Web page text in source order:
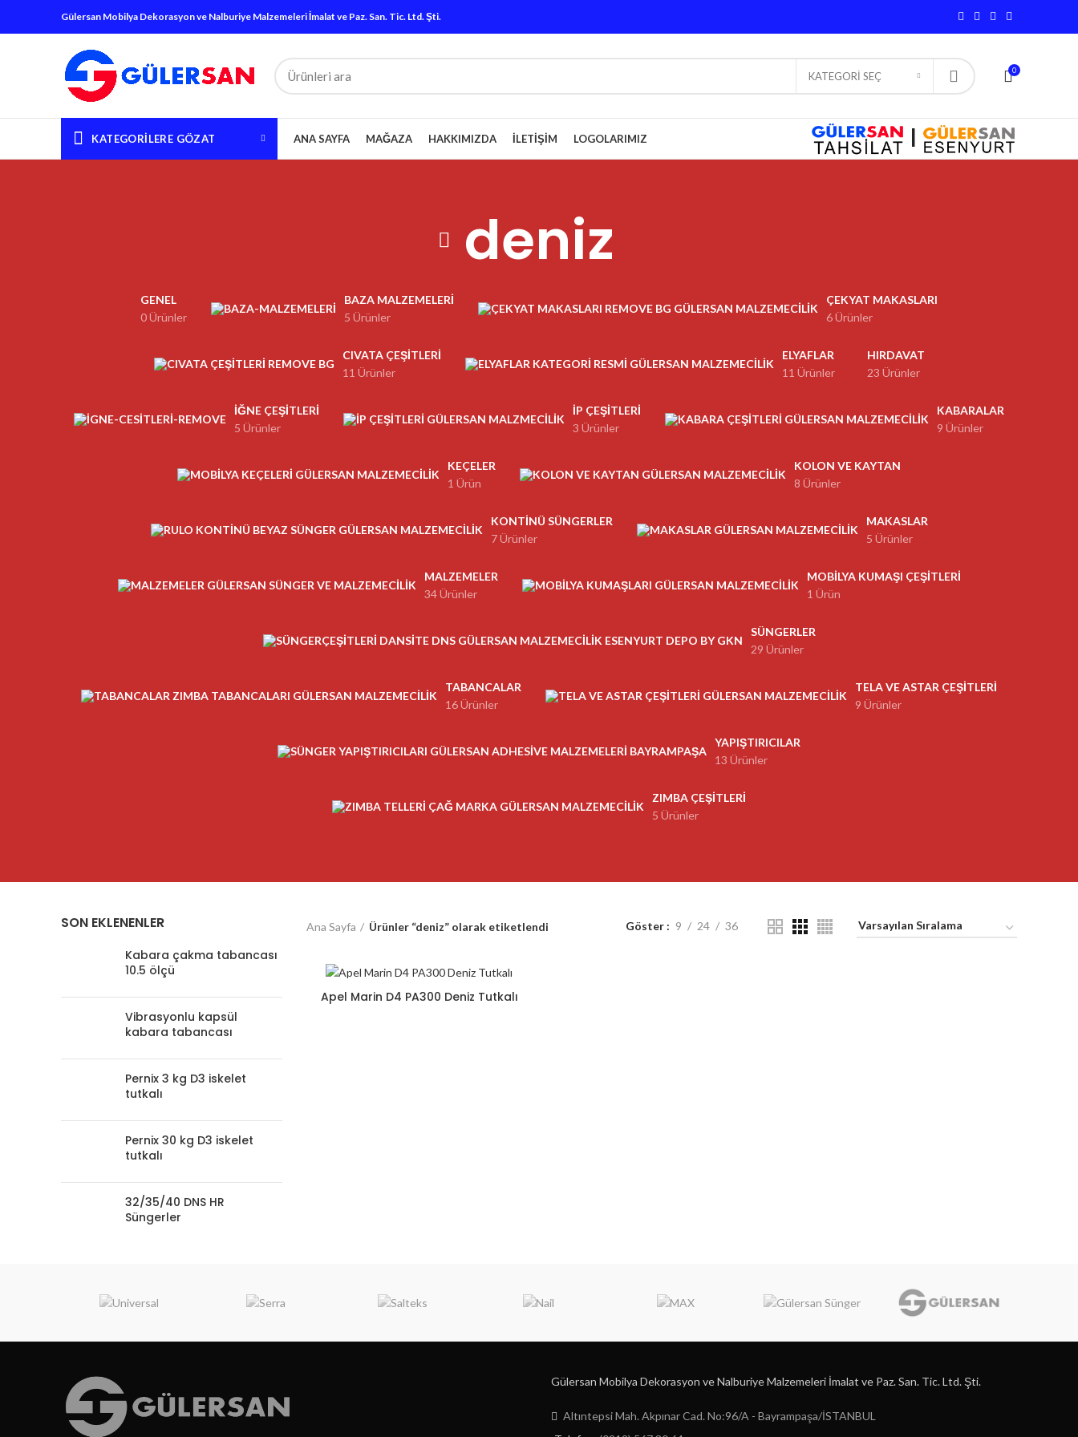
Gülersan Mobilya Dekorasyon ve Nalburiye Malzemeleri İmalat ve Paz. San. Tic. Ltd. Şti.
KATEGORI SEÇ 0
KATEGORILERE GÖZAT ANA SAYFA MAĞAZA HAKKIMIZDA İLETIŞIM LOGOLARIMIZ |
deniz
GENEL
0 Ürünler
BAZA MALZEMELERI
5 Ürünler
ÇEKYAT MAKASLARI
6 Ürünler
CIVATA ÇEŞITLERI
11 Ürünler
ELYAFLAR
11 Ürünler
HIRDAVAT
23 Ürünler
İĞNE ÇEŞITLERI
5 Ürünler
İP ÇEŞITLERI
3 Ürünler
KABARALAR
9 Ürünler
KEÇELER
1 Ürün
KOLON VE KAYTAN
8 Ürünler
KONTINÜ SÜNGERLER
7 Ürünler
MAKASLAR
5 Ürünler
MALZEMELER
34 Ürünler
MOBILYA KUMAŞI ÇEŞITLERI
1 Ürün
SÜNGERLER
29 Ürünler
TABANCALAR
16 Ürünler
TELA VE ASTAR ÇEŞITLERI
9 Ürünler
YAPIŞTIRICILAR
13 Ürünler
ZIMBA ÇEŞITLERI
5 Ürünler
SON EKLENENLER
Kabara çakma tabancası
10.5 ölçü
Vibrasyonlu kapsül
kabara tabancası
Pernix 3 kg D3 iskelet
tutkalı
Pernix 30 kg D3 iskelet
tutkalı
32/35/40 DNS HR
Süngerler
Ana Sayfa Ürünler “deniz” olarak etiketlendi Göster 9 24 36
Apel Marin D4 PA300 Deniz Tutkalı
Gülersan Mobilya Dekorasyon ve Nalburiye Malzemeleri İmalat ve Paz. San. Tic. Ltd. Şti.
Altıntepsi Mah. Akpınar Cad. No:96/A - Bayrampaşa/İSTANBUL